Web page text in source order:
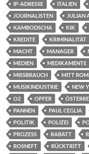
IP-ADRESSE
ITALIEN
JOURNALISTEN
JULIAN
KAMBODSCHA
KIK
KREDITE
KRIMINALITÄT
MACHT
MANAGER
MEDIEN
MEDIKAMENTE
MISSBRAUCH
MITT
MUSIKINDUSTRIE
NEW
O2
OPFER
PANNEN
PAUL CEGLIA
POLITIK
POLIZEI
PROZESS
RABATT
ROSNEFT
RÜCKTRITT